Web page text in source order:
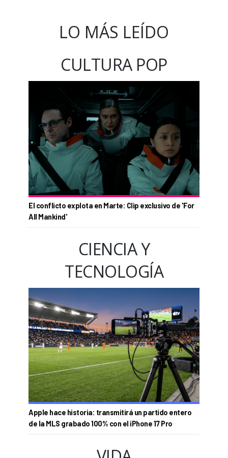
LO MÁS LEÍDO
CULTURA POP
El conflicto explota en Marte: Clip exclusivo de 'For
All Mankind'
CIENCIA Y
TECNOLOGÍA
Apple hace historia: transmitirá un partido entero
de la MLS grabado 100% con el iPhone 17 Pro